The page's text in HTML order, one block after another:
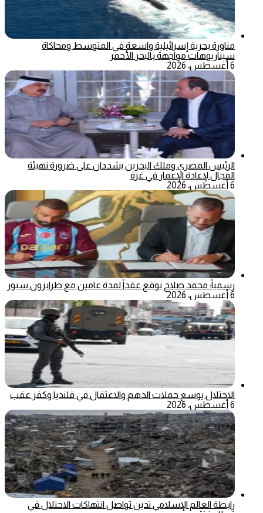
مناورة بحرية إسرائيلية واسعة في المتوسط ومحاكاة
سيناريوهات مواجهة بالبحر الأحمر
6 أغسطس، 2026
الرئيس المصري وملك البحرين يشددان على ضرورة تهيئة
المجال لإعادة الإعمار في غزة
6 أغسطس، 2026
رسمياً: محمد صلاح يوقع عقداً لمدة عامين مع طرابزون سبور
6 أغسطس، 2026
الاحتلال يوسع حملات الدهم والاعتقال في قلنديا وكفر عقب
6 أغسطس، 2026
رابطة العالم الإسلامي تدين تواصل انتهاكات الاحتلال في